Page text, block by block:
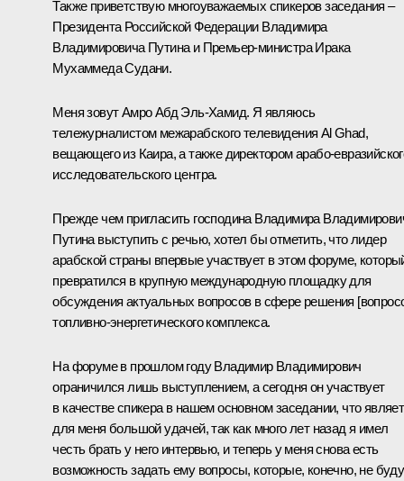
Также приветствую многоуважаемых спикеров заседания –
Президента Российской Федерации Владимира
Владимировича Путина и Премьер-министра Ирака
Мухаммеда Судани.
Меня зовут Амро Абд Эль-Хамид. Я являюсь
тележурналистом межарабского телевидения Al Ghad,
вещающего из Каира, а также директором арабо-
исследовательского центра.
Прежде чем пригласить господина Владимира
Путина выступить с речью, хотел бы отметить, что лидер
арабской страны впервые участвует в этом форуме,
превратился в крупную международную площадку для
обсуждения актуальных вопросов в сфере решения
топливно-энергетического комплекса.
На форуме в прошлом году Владимир Владимирович
ограничился лишь выступлением, а сегодня он участвует
в качестве спикера в нашем основном заседании, что
для меня большой удачей, так как много лет назад я имел
честь брать у него интервью, и теперь у меня снова есть
возможность задать ему вопросы, которые, конечно, не